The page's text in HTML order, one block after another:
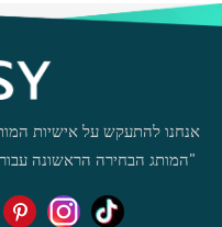
אנחנו להתעקש על אישיות
"המותג הבחירה הראשונה